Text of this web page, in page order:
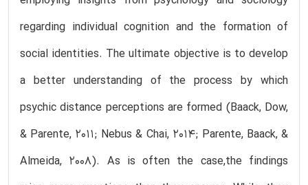
regarding individual cognition and the formation of
social identities. The ultimate objective is to develop
a better understanding of the process by which
psychic distance perceptions are formed (Baack, Dow,
& Parente, 2011; Nebus & Chai, 2014; Parente, Baack, &
Almeida, 2008). As is often the case,the findings